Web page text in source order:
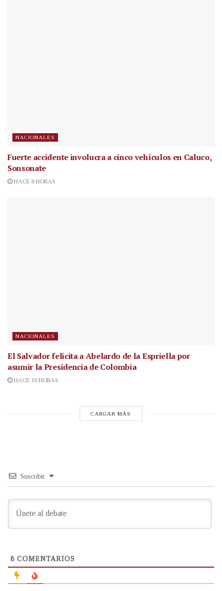
NACIONALES
Fuerte accidente involucra a cinco vehículos en Caluco,
Sonsonate
HACE 8 HORAS
NACIONALES
El Salvador felicita a Abelardo de la Espriella por
asumir la Presidencia de Colombia
HACE 10 HORAS
CARGAR MÁS
Suscribir
8 COMENTARIOS